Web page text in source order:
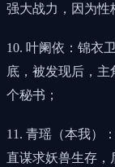
强大战力，因为性
10. 叶阑依：锦衣
底，被发现后，
个秘书；
11. 青瑶（本我）
直谋求妖兽生存，